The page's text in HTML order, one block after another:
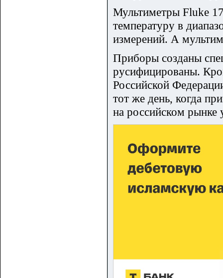
Мультиметры Fluke
температуру в
измерений. А
Приборы созданы
русифицированы.
Российской
тот же день, когда
на российском рынке